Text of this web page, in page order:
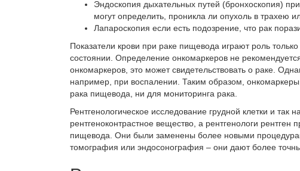
Эндоскопия дыхательных путей (бронхоскопия)
могут определить, проникла ли опухоль в трахею
Лапароскопия если есть подозрение, что рак
Показатели крови при раке пищевода играют роль
состоянии. Определение онкомаркеров не
онкомаркеров, это может свидетельствовать о раке.
например, при воспалении. Таким образом,
рака пищевода, ни для мониторинга рака.
Рентгенологическое исследование грудной клетки и
рентгеноконтрастное вещество, а рентгенологи
пищевода . Они были заменены более новыми
томография или эндосонография – они дают более